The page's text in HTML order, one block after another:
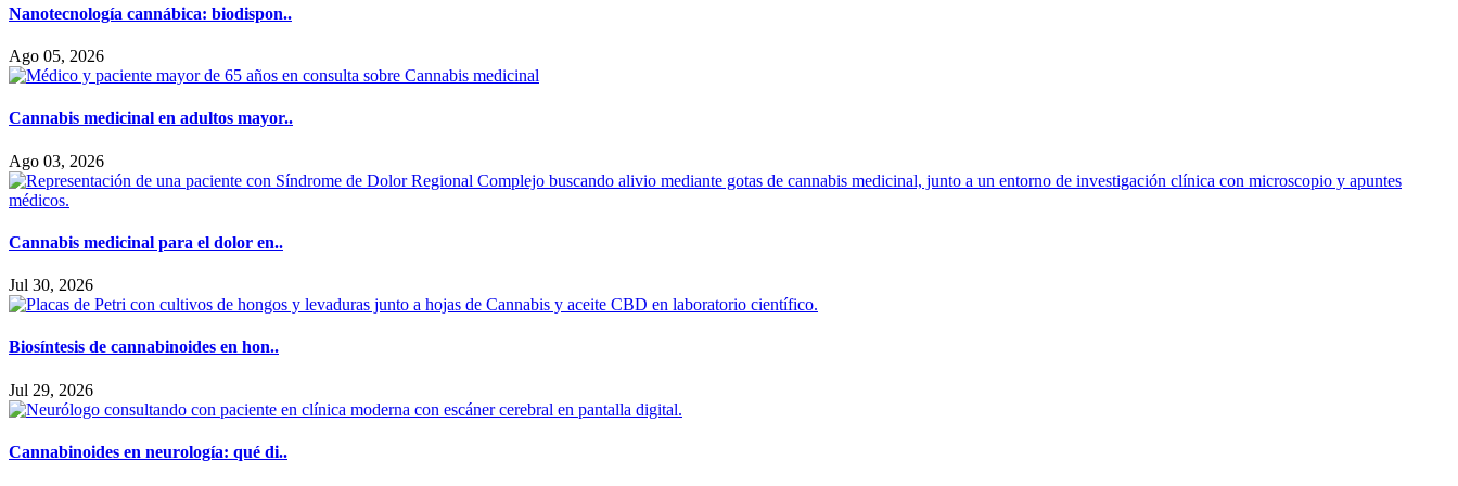
Nanotecnología cannábica: biodispon..
Ago 05, 2026
Cannabis medicinal en adultos mayor..
Ago 03, 2026
Cannabis medicinal para el dolor en..
Jul 30, 2026
Biosíntesis de cannabinoides en hon..
Jul 29, 2026
Cannabinoides en neurología: qué di..